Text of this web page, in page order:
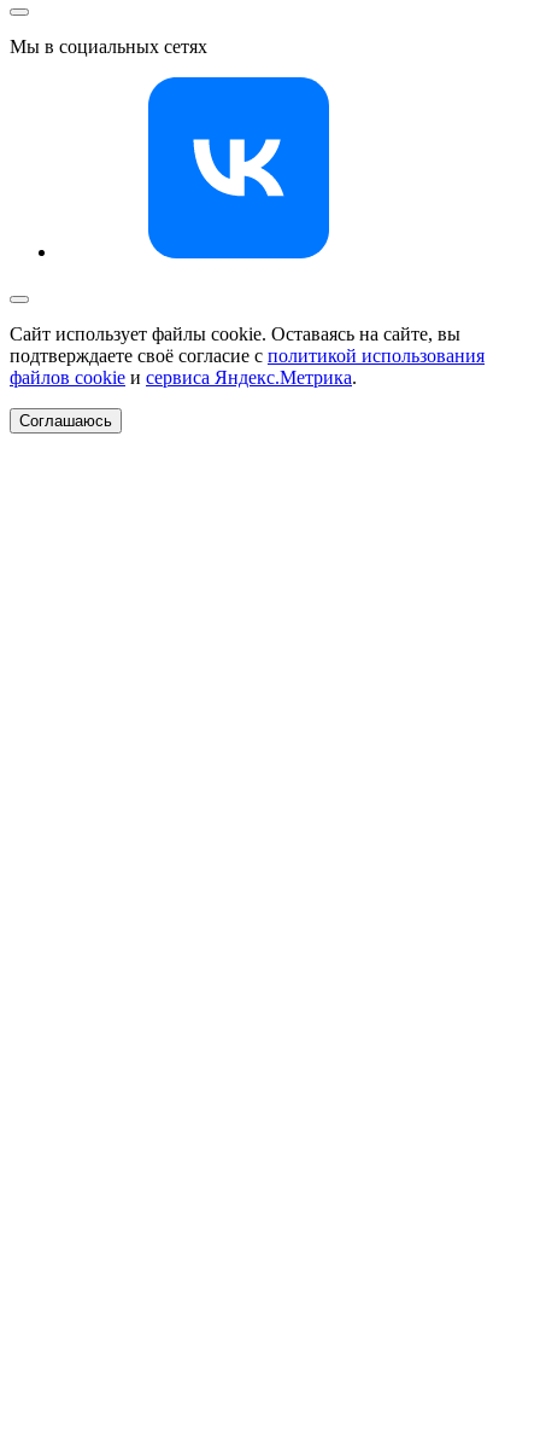
Мы в социальных сетях
Сайт использует файлы cookie. Оставаясь на сайте, вы
подтверждаете своё согласие с политикой использования
файлов cookie и сервиса Яндекс.Метрика.
Соглашаюсь